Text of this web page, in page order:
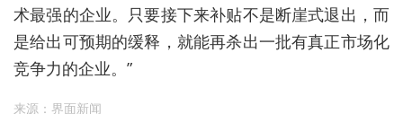
术最强的企业。只要接下来补贴不是断崖式退出，而
是给出可预期的缓释，就能再杀出一批有真正市场化
竞争力的企业。”
来源：界面新闻